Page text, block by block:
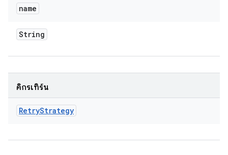
name
String
คิกรีเทิร์น
RetryStrategy